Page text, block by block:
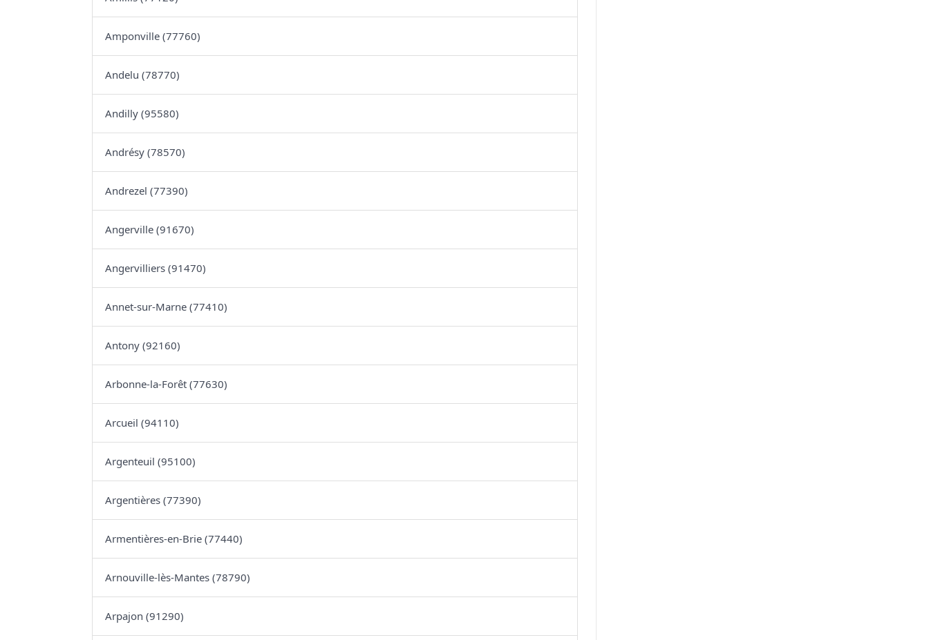
Amponville (77760)
Andelu (78770)
Andilly (95580)
Andrésy (78570)
Andrezel (77390)
Angerville (91670)
Angervilliers (91470)
Annet-sur-Marne (77410)
Antony (92160)
Arbonne-la-Forêt (77630)
Arcueil (94110)
Argenteuil (95100)
Argentières (77390)
Armentières-en-Brie (77440)
Arnouville-lès-Mantes (78790)
Arpajon (91290)